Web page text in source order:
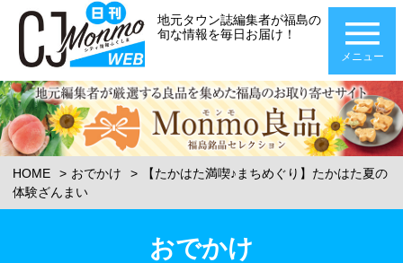
地元タウン誌編集者が福島の
旬な情報を毎日お届け！
メニュー
HOME おでかけ
【たかはた満喫♪まちめぐり】たかはた夏の
体験ざんまい
おでかけ